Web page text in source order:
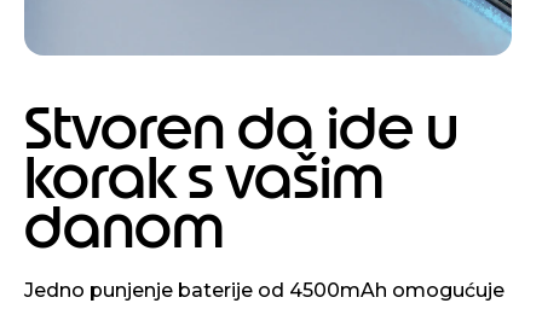
Stvoren da ide u
korak s vašim
danom
Jedno punjenje baterije od 4500mAh omogućuje